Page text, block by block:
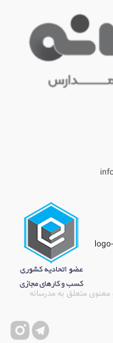
متعلق به مدرسانه